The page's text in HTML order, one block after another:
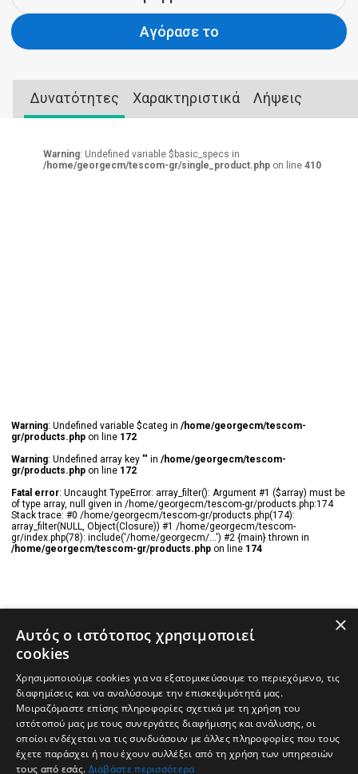
Αγόρασε το
Δυνατότητες Χαρακτηριστικά Λήψεις
Warning: Undefined variable $basic_specs in
/home/georgecm/tescom-gr/single_product.php on line 410
Warning: Undefined variable $categ in /home/georgecm/tescom-
gr/products.php on line 172
Warning: Undefined array key "" in /home/georgecm/tescom-
gr/products.php on line 172
Fatal error: Uncaught TypeError: array_filter(): Argument #1 ($array) must be
of type array, null given in /home/georgecm/tescom-gr/products.php:174
Stack trace: #0 /home/georgecm/tescom-gr/products.php(174):
array_filter(NULL, Object(Closure)) #1 /home/georgecm/tescom-
gr/index.php(78): include('/home/georgecm/...') #2 {main} thrown in
/home/georgecm/tescom-gr/products.php on line 174
×
Αυτός ο ιστότοπος χρησιμοποιεί
cookies
Χρησιμοποιούμε cookies για να εξατομικεύσουμε το περιεχόμενο, τις
διαφημίσεις και να αναλύσουμε την επισκεψιμότητά μας.
Μοιραζόμαστε επίσης πληροφορίες σχετικά με τη χρήση του
ιστότοπού μας με τους συνεργάτες διαφήμισης και ανάλυσης, οι
οποίοι ενδέχεται να τις συνδυάσουν με άλλες πληροφορίες που τους
έχετε παράσχει ή που έχουν συλλέξει από τη χρήση των υπηρεσιών
τους από εσάς. Διαβάστε περισσότερα